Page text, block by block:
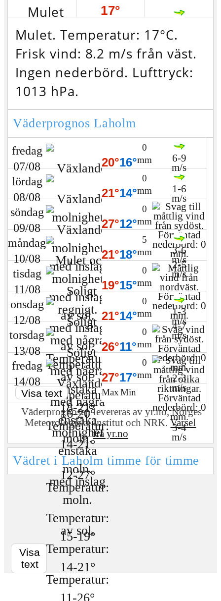
17°
Mulet. Temperatur: 17°C.
Frisk vind: 8.2 m/s från väst.
Ingen nederbörd. Lufttryck:
1013 hPa.
Väderprognos Laholm
fredag
07/08
lördag
08/08
söndag
09/08
måndag
10/08
tisdag
11/08
onsdag
12/08
torsdag
13/08
fredag
14/08
Visa text
20°
21°
27°
21°
19°
21°
26°
27°
Max
16°
14°
12°
18°
15°
14°
11°
17°
Min
0
mm
0
mm
0
mm
5
mm
0
mm
0
mm
0
mm
0
mm
6-9
m/s
1-6
m/s
2-5
m/s
3-6
m/s
4-7
m/s
1-3
m/s
2-3
m/s
3-4
m/s
Väderprognosen levereras av yr.no, Norges
Meteo­rologiske Institut och NRK.Varsel
frå yr.no
Vädret i Laholm timme för timme
Visa
text